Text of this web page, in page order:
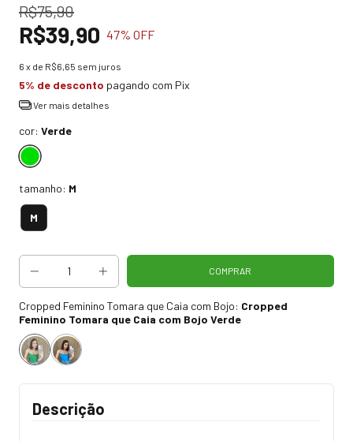
R$75,90
R$39,90 47% OFF
6 x de R$6,65 sem juros
5% de desconto pagando com Pix
Ver mais detalhes
cor: Verde
tamanho: M
M
Cropped Feminino Tomara que Caia com Bojo: Cropped
Feminino Tomara que Caia com Bojo Verde
Descrição